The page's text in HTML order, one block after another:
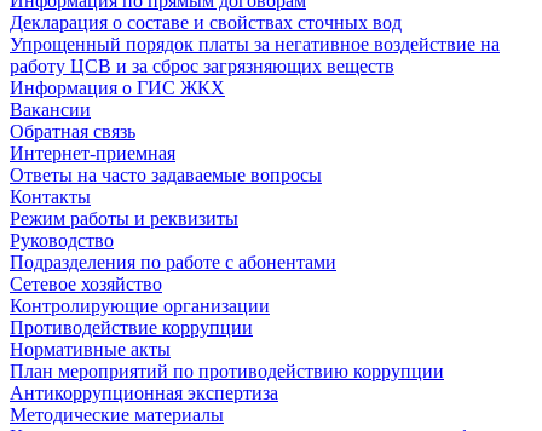
Декларация о составе и свойствах сточных вод
Упрощенный порядок платы за негативное воздействие на
работу ЦСВ и за сброс загрязняющих веществ
Информация о ГИС ЖКХ
Вакансии
Обратная связь
Интернет-приемная
Ответы на часто задаваемые вопросы
Контакты
Режим работы и реквизиты
Руководство
Подразделения по работе с абонентами
Сетевое хозяйство
Контролирующие организации
Противодействие коррупции
Нормативные акты
План мероприятий по противодействию коррупции
Антикоррупционная экспертиза
Методические материалы